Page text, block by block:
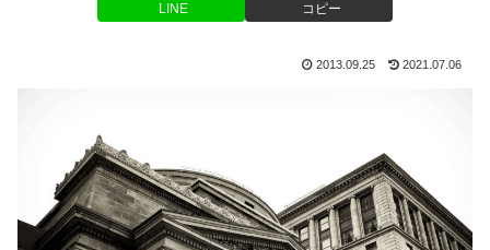
LINE コピー
2013.09.25 2021.07.06